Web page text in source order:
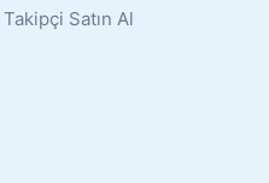
Takipçi Satın Al